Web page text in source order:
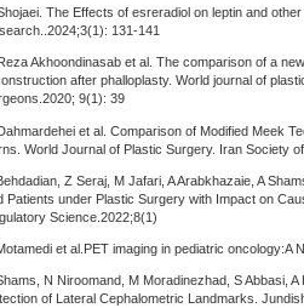
The Effects of esreradiol on leptin and
131-141
Akhoondinasab et al. The comparison of a
after phalloplasty. World journal of
9(1): 39
et al. Comparison of Modified Meek
World Journal of Plastic Surgery. Iran Society
Z Seraj, M Jafari, A Arabkhazaie, A
Patients under Plastic Surgery with Impact on
Science.2022;8(1)
et al.PET imaging in pediatric
N Niroomand, M Moradinezhad, S Abbasi,
of Lateral Cephalometric Landmarks.